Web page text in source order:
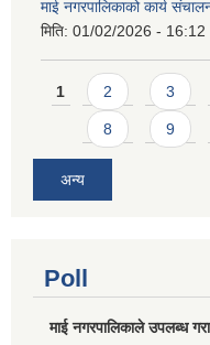
माई नगरपालिकाको कार्य
मिति: 01/02/2026 - 16:12
Pages
1 2 3
8 9
अन्य
Poll
माई नगरपालिकाले उपलब्ध